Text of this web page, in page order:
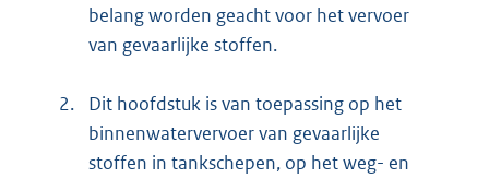
belang worden geacht voor het vervoer
van gevaarlijke stoffen.
2.
Dit hoofdstuk is van toepassing op het
binnenwatervervoer van gevaarlijke
stoffen in tankschepen, op het weg- en